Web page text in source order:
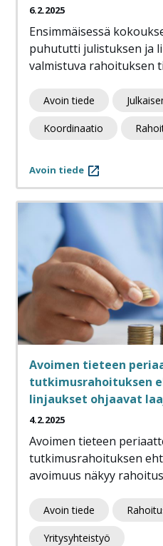
6.2.2025
Ensimmäisessä
puhututti julistuksen ja
valmistuva rahoituksen
Avoin tiede
Koordinaatio
Avoin tiede
Avoimen tieteen
tutkimusrahoituksen
linjaukset ohjaavat
4.2.2025
Avoimen tieteen
tutkimusrahoituksen
avoimuus näkyy
Avoin tiede
Yritysyhteistyö